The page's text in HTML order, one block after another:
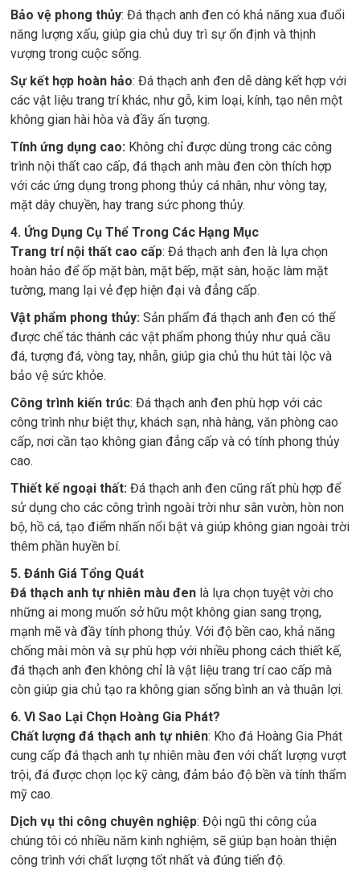
Bảo vệ phong thủy: Đá thạch anh đen có khả năng xua đuổi
năng lượng xấu, giúp gia chủ duy trì sự ổn định và thịnh
vượng trong cuộc sống.
Sự kết hợp hoàn hảo: Đá thạch anh đen dễ dàng kết hợp với
các vật liệu trang trí khác, như gỗ, kim loại, kính, tạo nên một
không gian hài hòa và đầy ấn tượng.
Tính ứng dụng cao: Không chỉ được dùng trong các công
trình nội thất cao cấp, đá thạch anh màu đen còn thích hợp
với các ứng dụng trong phong thủy cá nhân, như vòng tay,
mặt dây chuyền, hay trang sức phong thủy.
4. Ứng Dụng Cụ Thể Trong Các Hạng Mục
Trang trí nội thất cao cấp: Đá thạch anh đen là lựa chọn
hoàn hảo để ốp mặt bàn, mặt bếp, mặt sàn, hoặc làm mặt
tường, mang lại vẻ đẹp hiện đại và đẳng cấp.
Vật phẩm phong thủy: Sản phẩm đá thạch anh đen có thể
được chế tác thành các vật phẩm phong thủy như quả cầu
đá, tượng đá, vòng tay, nhẫn, giúp gia chủ thu hút tài lộc và
bảo vệ sức khỏe.
Công trình kiến trúc: Đá thạch anh đen phù hợp với các
công trình như biệt thự, khách sạn, nhà hàng, văn phòng cao
cấp, nơi cần tạo không gian đẳng cấp và có tính phong thủy
cao.
Thiết kế ngoại thất: Đá thạch anh đen cũng rất phù hợp để
sử dụng cho các công trình ngoài trời như sân vườn, hòn non
bộ, hồ cá, tạo điểm nhấn nổi bật và giúp không gian ngoài trời
thêm phần huyền bí.
5. Đánh Giá Tổng Quát
Đá thạch anh tự nhiên màu đen là lựa chọn tuyệt vời cho
những ai mong muốn sở hữu một không gian sang trọng,
mạnh mẽ và đầy tính phong thủy. Với độ bền cao, khả năng
chống mài mòn và sự phù hợp với nhiều phong cách thiết kế,
đá thạch anh đen không chỉ là vật liệu trang trí cao cấp mà
còn giúp gia chủ tạo ra không gian sống bình an và thuận lợi.
6. Vì Sao Lại Chọn Hoàng Gia Phát?
Chất lượng đá thạch anh tự nhiên: Kho đá Hoàng Gia Phát
cung cấp đá thạch anh tự nhiên màu đen với chất lượng vượt
trội, đá được chọn lọc kỹ càng, đảm bảo độ bền và tính thẩm
mỹ cao.
Dịch vụ thi công chuyên nghiệp: Đội ngũ thi công của
chúng tôi có nhiều năm kinh nghiệm, sẽ giúp bạn hoàn thiện
công trình với chất lượng tốt nhất và đúng tiến độ.